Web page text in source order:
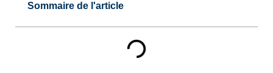
Sommaire de l'article